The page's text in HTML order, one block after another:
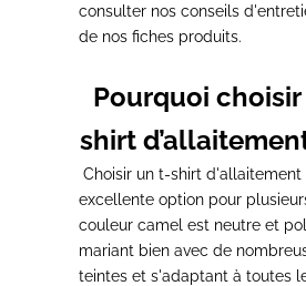
consulter nos conseils
de nos fiches produits.
Pourquoi
shirt
Choisir un t-shirt
excellente option pour
couleur camel est neutre et
mariant bien avec de
teintes et s'adaptant à toutes